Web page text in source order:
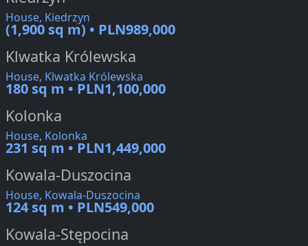
House, Kiedrzyn
(1,900 sq m) • PLN989,000
Klwatka Królewska
House, Klwatka Królewska
180 sq m • PLN1,100,000
Kolonka
House, Kolonka
231 sq m • PLN1,449,000
Kowala-Duszocina
House, Kowala-Duszocina
124 sq m • PLN549,000
Kowala-Stępocina